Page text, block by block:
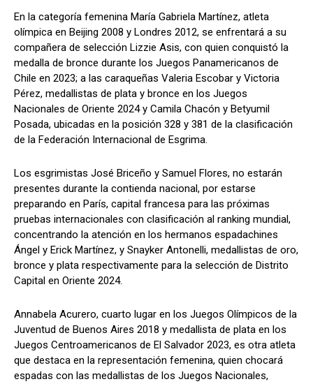
En la categoría femenina María Gabriela Martínez, atleta
olímpica en Beijing 2008 y Londres 2012, se enfrentará a su
compañera de selección Lizzie Asis, con quien conquistó la
medalla de bronce durante los Juegos Panamericanos de
Chile en 2023; a las caraqueñas Valeria Escobar y Victoria
Pérez, medallistas de plata y bronce en los Juegos
Nacionales de Oriente 2024 y Camila Chacón y Betyumil
Posada, ubicadas en la posición 328 y 381 de la clasificación
de la Federación Internacional de Esgrima.
Los esgrimistas José Briceño y Samuel Flores, no estarán
presentes durante la contienda nacional, por estarse
preparando en París, capital francesa para las próximas
pruebas internacionales con clasificación al ranking mundial,
concentrando la atención en los hermanos espadachines
Ángel y Erick Martínez, y Snayker Antonelli, medallistas de oro,
bronce y plata respectivamente para la selección de Distrito
Capital en Oriente 2024.
Annabela Acurero, cuarto lugar en los Juegos Olímpicos de la
Juventud de Buenos Aires 2018 y medallista de plata en los
Juegos Centroamericanos de El Salvador 2023, es otra atleta
que destaca en la representación femenina, quien chocará
espadas con las medallistas de los Juegos Nacionales,